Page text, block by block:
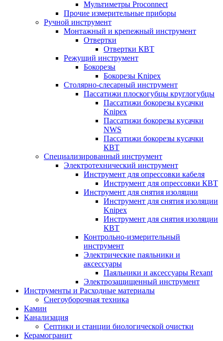
Мультиметры Proconnect
Прочие измерительные приборы
Ручной инструмент
Монтажный и крепежный инструмент
Отвертки
Отвертки КВТ
Режущий инструмент
Бокорезы
Бокорезы Knipex
Столярно-слесарный инструмент
Пассатижи плоскогубцы круглогубцы
Пассатижи бокорезы кусачки
Knipex
Пассатижи бокорезы кусачки
NWS
Пассатижи бокорезы кусачки
КВТ
Специализированный инструмент
Электротехнический инструмент
Инструмент для опрессовки кабеля
Инструмент для опрессовки КВТ
Инструмент для снятия изоляции
Инструмент для снятия изоляции
Knipex
Инструмент для снятия изоляции
КВТ
Контрольно-измерительный
инструмент
Электрические паяльники и
аксессуары
Паяльники и аксессуары Rexant
Электрозащищенный инструмент
Инструменты и Расходные материалы
Снегоуборочная техника
Камин
Канализация
Септики и станции биологической очистки
Керамогранит